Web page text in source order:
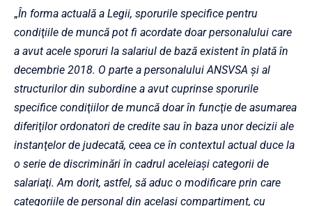
„În forma actuală a Legii, sporurile specifice pentru
condiţiile de muncă pot fi acordate doar personalului care
a avut acele sporuri la salariul de bază existent în plată în
decembrie 2018. O parte a personalului ANSVSA şi al
structurilor din subordine a avut cuprinse sporurile
specifice condiţiilor de muncă doar în funcţie de asumarea
diferiţilor ordonatori de credite sau în baza unor decizii ale
instanţelor de judecată, ceea ce în contextul actual duce la
o serie de discriminări în cadrul aceleiaşi categorii de
salariaţi. Am dorit, astfel, să aduc o modificare prin care
categoriile de personal din acelaşi compartiment, cu